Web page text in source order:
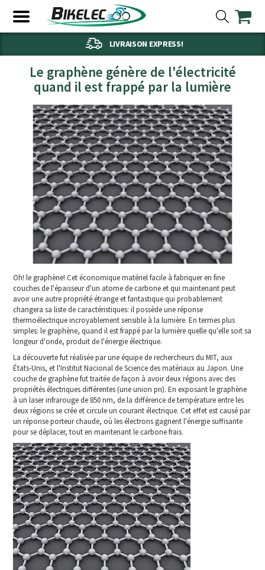
LIVRAISON EXPRESS!
Le graphène génère de l'électricité
quand il est frappé par la lumière
Oh! le graphène! Cet économique matériel facile à fabriquer en fine
couches de l'épaisseur d'un atome de carbone et qui maintenant peut
avoir une autre propriété étrange et fantastique qui probablement
changera sa liste de caractéristiques: il possède une réponse
thermoélectrique incroyablement sensible à la lumière. En termes plus
simples: le graphène, quand il est frappé par la lumière quelle qu'elle soit sa
longeur d'onde, produit de l'énergie électrique.
La découverte fut réalisée par une équipe de rechercheurs du MIT, aux
États-Unis, et l'Institut Nacional de Science des matériaux au Japon. Une
couche de graphène fut traitée de façon à avoir deux régions avec des
propriétés électriques différentes (une union pn). En exposant le graphène
à un laser infrarouge de 850 nm, de la différence de température entre les
deux régions se crée et circule un courant électrique. Cet effet est causé par
un réponse porteur chaude, où les électrons gagnent l'énergie suffisante
pour se déplacer, tout en maintenant le carbone frais.